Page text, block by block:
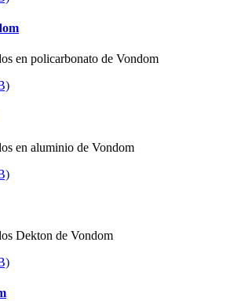
en policarbonato de Vondom
en aluminio de Vondom
Dekton de Vondom